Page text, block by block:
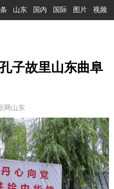
山东 国内 国际 图片 视频
子故里山东曲阜
网山东